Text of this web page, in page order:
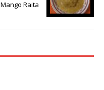
Mango Raita